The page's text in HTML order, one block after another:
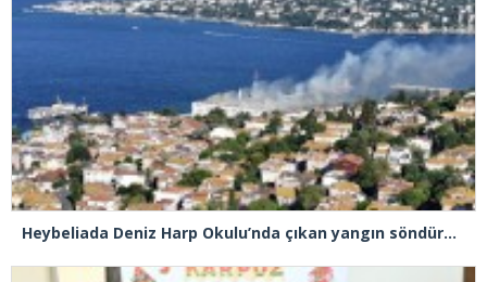
Heybeliada Deniz Harp Okulu’nda çıkan yangın söndürüldü